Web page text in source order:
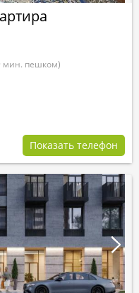
мин. пешком)
Показать телефон